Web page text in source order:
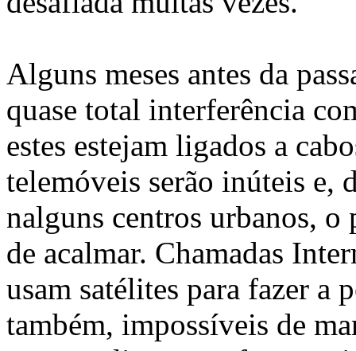
Alguns meses antes da
quase total interferência
estes estejam ligados a
telemóveis serão inúteis e,
nalguns centros urbanos, o
de acalmar. Chamadas
usam satélites para fazer a
também, impossíveis de